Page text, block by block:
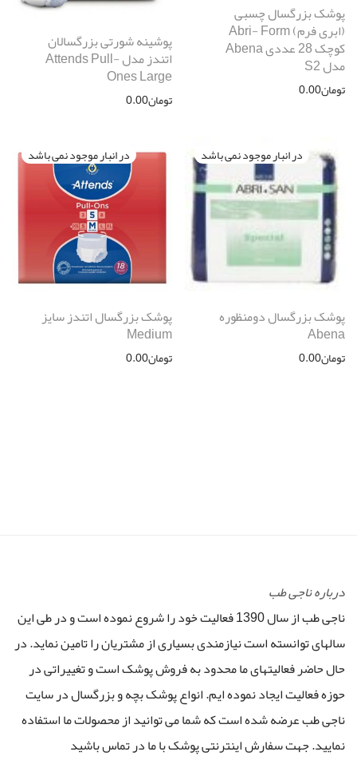
پوشک بزرگسال چسبی
(ابری فرم) Abri- Form
کوچک 28 عددی Abena
مدل S2
تومان0.00
پوشینه شورتی بزرگسالان
اتندز مدل Attends Pull-
Ones Large
تومان0.00
پوشک بزرگسال دومنظوره
Abena
تومان0.00
پوشک بزرگسال اتندز سایز
Medium
تومان0.00
درباره ناجی طب
ناجی طب از سال 1390 فعالیت خود را شروع نموده است و در طی این
سالهای توانسته است نیازمندی بسیاری از مشتریان را تامین نماید. در
حال حاضر فعالیتهای ما محدود به فروش پوشک است و تغییراتی در
حوزه فعالیت ایجاد نموده ایم. انواع پوشک بچه و بزرگسال در سایت
ناجی طب عرضه شده است که شما می توانید از محصولات ما استفاده
نمایید. جهت سفارش اینترنتی پوشک با ما در تماس باشید